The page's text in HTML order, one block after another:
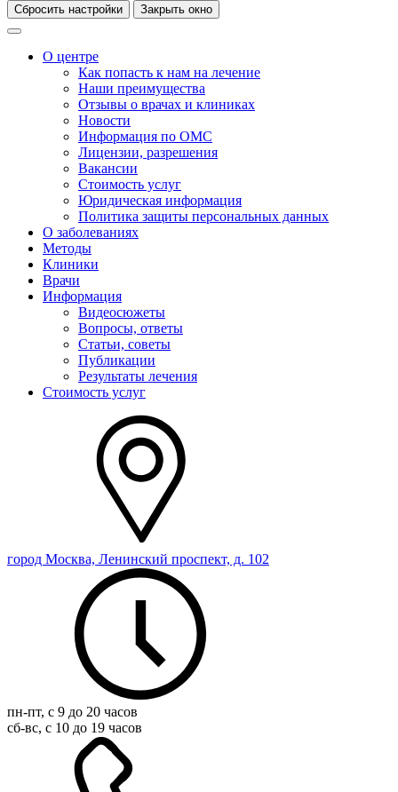
Сбросить настройки Закрыть окно
О центре
Как попасть к нам на лечение
Наши преимущества
Отзывы о врачах и клиниках
Новости
Информация по ОМС
Лицензии, разрешения
Вакансии
Стоимость услуг
Юридическая информация
Политика защиты персональных данных
О заболеваниях
Методы
Клиники
Врачи
Информация
Видеосюжеты
Вопросы, ответы
Статьи, советы
Публикации
Результаты лечения
Стоимость услуг
город Москва, Ленинский проспект, д. 102
пн-пт, с 9 до 20 часов
сб-вс, с 10 до 19 часов